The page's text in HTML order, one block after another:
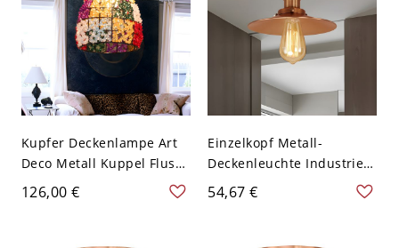
120V Kupfer
Kupfer Deckenlampe Art
Deco Metall Kuppel Flush
Mount Beleuchtung für
Wohnzimmer
126,00 €
Einzelkopf Metall-
Deckenleuchte Industrie
Kupfer konisch Balkon
Halbflächenmontage
54,67 €